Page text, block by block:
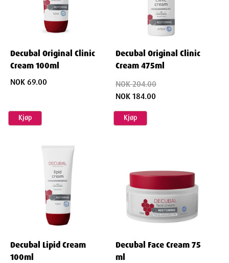
Decubal Original Clinic
Cream 100ml
NOK 69.00
Kjøp
Decubal Original Clinic
Cream 475ml
NOK 204.00
NOK 184.00
Kjøp
Decubal Lipid Cream
100ml
Decubal Face Cream 75
ml